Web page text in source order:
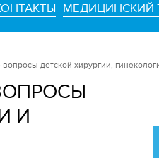
МЕДИЦИНСКИЙ
детской хирургии,
И